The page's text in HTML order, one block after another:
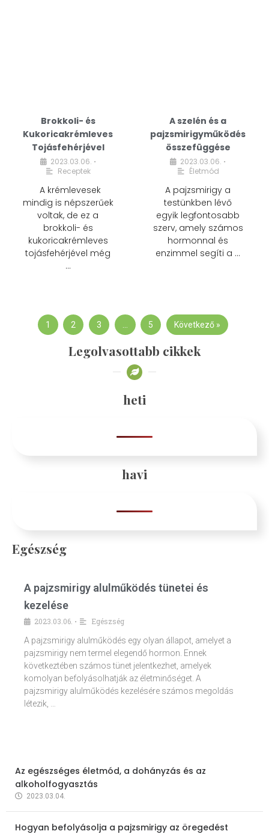
Brokkoli- és
Kukoricakrémleves
Tojásfehérjével
2023.03.06. •
Receptek
A krémlevesek
mindig is népszerűek
voltak, de ez a
brokkoli- és
kukoricakrémleves
tojásfehérjével még
…
A szelén és a
pajzsmirigyműködés
összefüggése
2023.03.06. •
Életmód
A pajzsmirigy a
testünkben lévő
egyik legfontosabb
szerv, amely számos
hormonnal és
enzimmel segíti a …
1 2 3 … 5 Következő »
Legolvasottabb cikkek
heti
havi
Egészség
A pajzsmirigy alulműködés tünetei és
kezelése
2023.03.06. •
Egészség
A pajzsmirigy alulműködés egy olyan állapot, amelyet a
pajzsmirigy nem termel elegendő hormon. Ennek
következtében számos tünet jelentkezhet, amelyek
komolyan befolyásolhatják az életminőséget. A
pajzsmirigy alulműködés kezelésére számos megoldás
létezik, …
Az egészséges életmód, a dohányzás és az
alkoholfogyasztás
2023.03.04.
Hogyan befolyásolja a pajzsmirigy az öregedést